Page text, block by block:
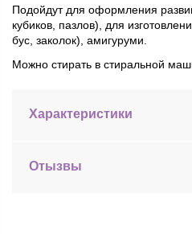
Подойдут для оформления
кубиков, пазлов), для
бус, заколок), амигуруми.
Можно стирать в стиральной
Характеристики
Отызвы